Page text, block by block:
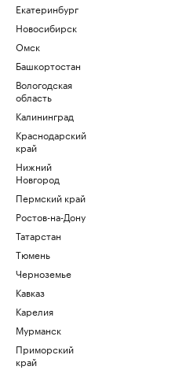
Екатеринбург
Новосибирск
Омск
Башкортостан
Вологодская
область
Калининград
Краснодарский
край
Нижний
Новгород
Пермский край
Ростов-на-Дону
Татарстан
Тюмень
Черноземье
Кавказ
Карелия
Мурманск
Приморский
край